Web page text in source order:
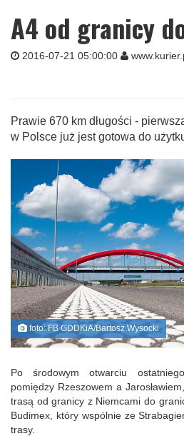
A4 od granicy
2016-07-21 05:00:00
Prawie 670 km długości -
w Polsce już jest gotowa do
foto: FB GDDKiA/Bartosz Wysocki
Po środowym otwarciu
pomiędzy Rzeszowem a
trasą od granicy z Niemcami do
Budimex, który wspólnie ze
trasy.